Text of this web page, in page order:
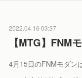
2022.04.16 03:37
【MTG】FNM
4月15日のFNMモダン